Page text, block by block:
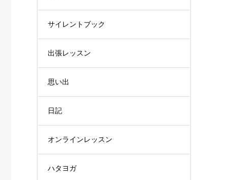
サイレントブック
出張レッスン
思い出
日記
オンラインレッスン
ハタヨガ